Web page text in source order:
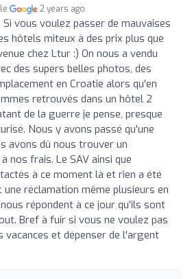
2 years ago
Si vous voulez passer de mauvaises
hôtels miteux à des prix plus que
chez Ltur :) On nous a vendu
des supers belles photos, des
en Croatie alors qu'en
retrouvés dans un hôtel 2
de la guerre je pense, presque
Nous y avons passé qu'une
avons dû nous trouver un
nos frais. Le SAV ainsi que
à ce moment là et rien a été
réclamation même plusieurs en
répondent à ce jour qu'ils sont
Bref à fuir si vous ne voulez pas
vacances et dépenser de l'argent